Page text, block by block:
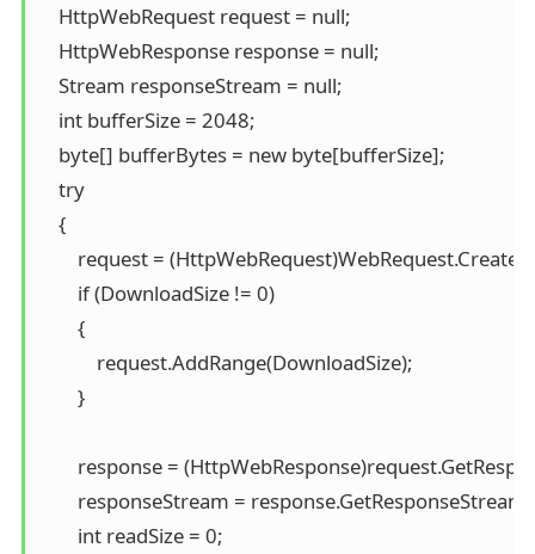
    HttpWebRequest request = null;
    HttpWebResponse response = null;
    Stream responseStream = null;
    int bufferSize = 2048;
    byte[] bufferBytes = new byte[bufferSize];
    try
    {
request =
        if (DownloadSize != 0)
        {
            request.AddRange(DownloadSize);
        }
response =
responseStream =
        int readSize = 0;